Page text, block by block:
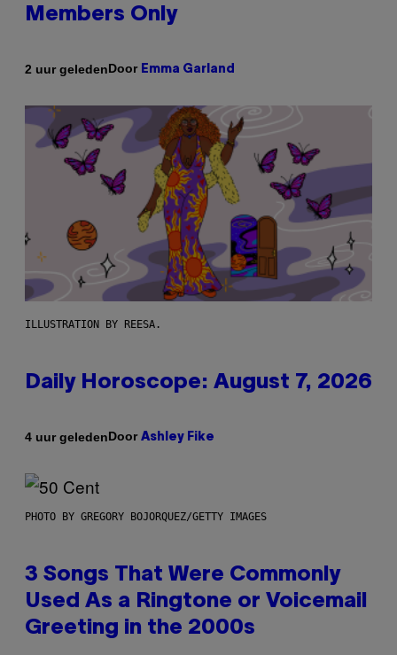
Members Only
2 uur geledenDoor Emma Garland
ILLUSTRATION BY REESA.
Daily Horoscope: August 7, 2026
4 uur geledenDoor Ashley Fike
PHOTO BY GREGORY BOJORQUEZ/GETTY IMAGES
3 Songs That Were Commonly
Used As a Ringtone or Voicemail
Greeting in the 2000s